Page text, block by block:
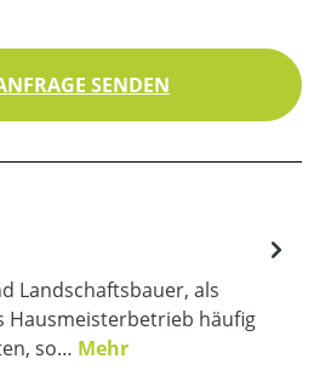
SENDEN
Landschaftsbauer, als
Hausmeisterbetrieb häufig
so… Mehr